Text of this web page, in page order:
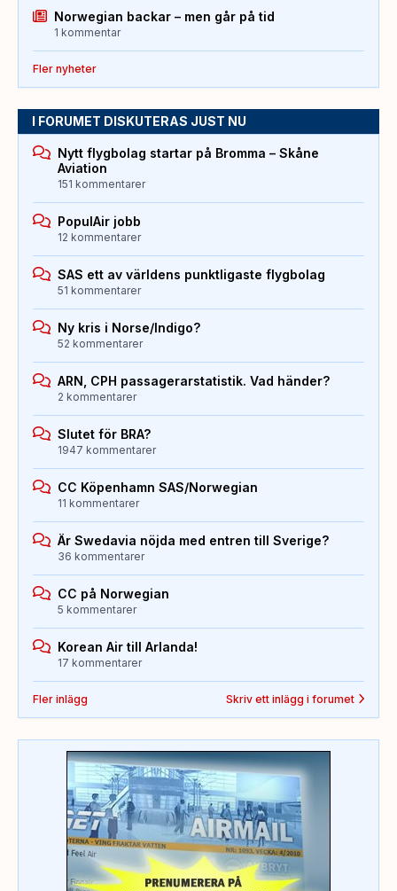
Norwegian backar – men går på tid
1 kommentar
Fler nyheter
I FORUMET DISKUTERAS JUST NU
Nytt flygbolag startar på Bromma – Skåne
Aviation
151 kommentarer
PopulAir jobb
12 kommentarer
SAS ett av världens punktligaste flygbolag
51 kommentarer
Ny kris i Norse/Indigo?
52 kommentarer
ARN, CPH passagerarstatistik. Vad händer?
2 kommentarer
Slutet för BRA?
1947 kommentarer
CC Köpenhamn SAS/Norwegian
11 kommentarer
Är Swedavia nöjda med entren till Sverige?
36 kommentarer
CC på Norwegian
5 kommentarer
Korean Air till Arlanda!
17 kommentarer
Fler inlägg Skriv ett inlägg i forumet